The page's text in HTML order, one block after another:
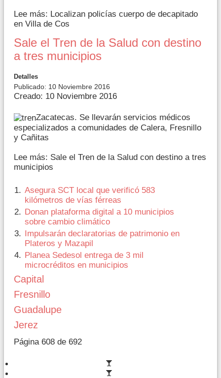
Lee más: Localizan policías cuerpo de decapitado
en Villa de Cos
Sale el Tren de la Salud con destino
a tres municipios
Detalles
Publicado: 10 Noviembre 2016
Creado: 10 Noviembre 2016
Zacatecas. Se llevarán servicios médicos
especializados a comunidades de Calera, Fresnillo
y Cañitas
Lee más: Sale el Tren de la Salud con destino a tres
municipios
Asegura SCT local que verificó 583
kilómetros de vías férreas
Donan plataforma digital a 10 municipios
sobre cambio climático
Impulsarán declaratorias de patrimonio en
Plateros y Mazapil
Planea Sedesol entrega de 3 mil
microcréditos en municipios
Capital
Fresnillo
Guadalupe
Jerez
Página 608 de 692